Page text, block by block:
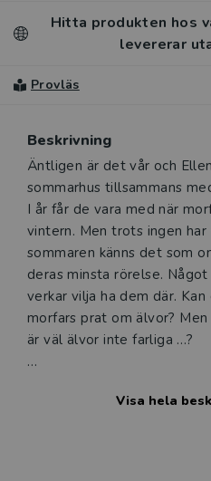
Hitta produkten hos
levererar
Provläs
Beskrivning
Beskrivning
Äntligen är det vår och
sommarhus tillsammans
I år får de vara med när
vintern. Men trots ingen
sommaren känns det som
deras minsta rörelse.
verkar vilja ha dem där.
morfars prat om älvor?
är väl älvor inte farliga …?
tretton år. Detta är Christin
Visa hela